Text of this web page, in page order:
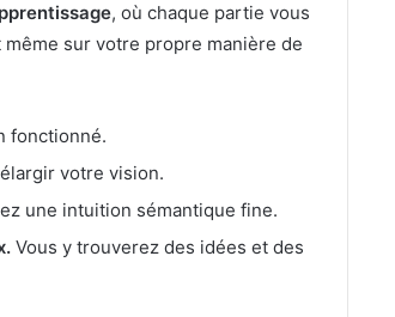
, où chaque partie vous
sur votre propre manière de
fonctionné.
votre vision.
une intuition sémantique fine.
Vous y trouverez des idées et des